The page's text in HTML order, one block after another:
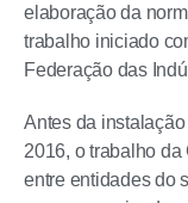
elaboração da
trabalho iniciado
Federação das
Antes da
2016, o trabalho
entre entidades do